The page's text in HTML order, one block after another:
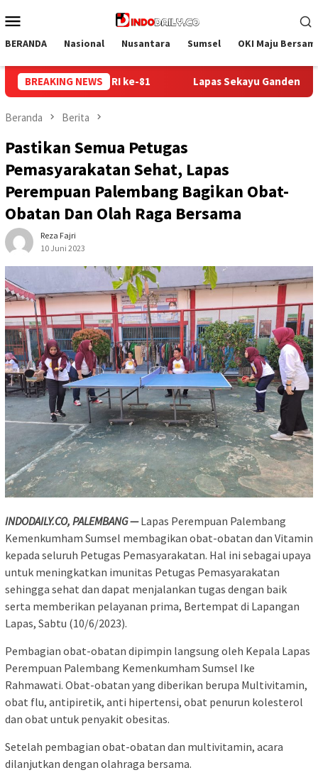
ke
Mobile
BERANDA Nasional Nusantara Sumsel OKI Maju
BREAKING NEWS
Gandeng Kwarcab Muba Berikan Materi Dasar Kepramukaan
Beranda Berita
Pastikan Semua Petugas
Pemasyarakatan Sehat, Lapas
Perempuan Palembang Bagikan Obat-
Obatan Dan Olah Raga Bersama
Reza Fajri
10 Juni 2023
INDODAILY.CO, PALEMBANG —Lapas Perempuan Palembang
Kemenkumham Sumsel membagikan obat-obatan dan Vitamin
kepada seluruh Petugas Pemasyarakatan. Hal ini sebagai upaya
untuk meningkatkan imunitas Petugas Pemasyarakatan
sehingga sehat dan dapat menjalankan tugas dengan baik
serta memberikan pelayanan prima, Bertempat di Lapangan
Lapas, Sabtu (10/6/2023).
Pembagian obat-obatan dipimpin langsung oleh Kepala Lapas
Perempuan Palembang Kemenkumham Sumsel Ike
Rahmawati. Obat-obatan yang diberikan berupa Multivitamin,
obat flu, antipiretik, anti hipertensi, obat penurun kolesterol
dan obat untuk penyakit obesitas.
Setelah pembagian obat-obatan dan multivitamin, acara
dilanjutkan dengan olahraga bersama.